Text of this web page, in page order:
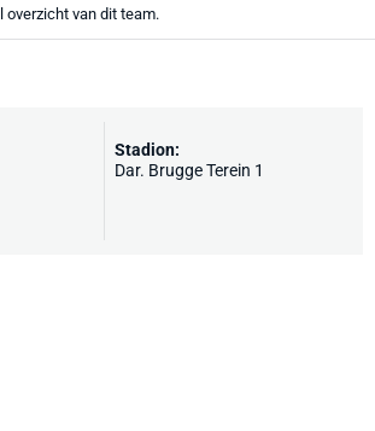
overzicht van dit team.
Stadion:
Dar. Brugge Terein 1